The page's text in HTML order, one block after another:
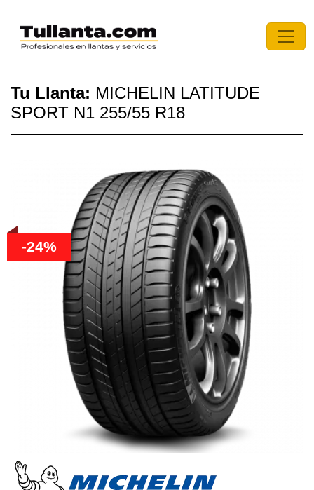
Tu Llanta: MICHELIN LATITUDE
SPORT N1 255/55 R18
-24%